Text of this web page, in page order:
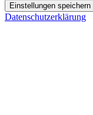
Einstellungen speichern
Datenschutzerklärung